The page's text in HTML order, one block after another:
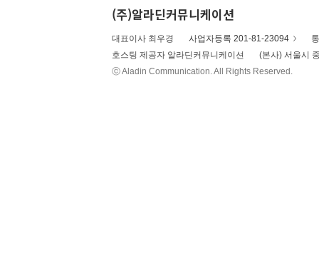
(주)알라딘커뮤니케이션
대표이사 최우경 사업자등록 201-81-23094
호스팅 제공자 알라딘커뮤니케이션
(본사) 서울시
ⓒ Aladin Communication. All Rights Reserved.